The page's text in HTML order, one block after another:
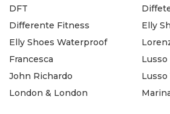
DFT
Differente Fitness
Elly
Elly Shoes Waterproof
Francesca
John Richardo
London & London
Lusso